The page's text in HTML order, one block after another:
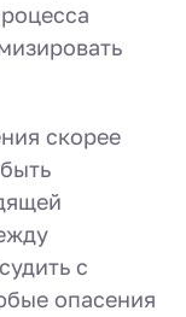
скорее
с
опасения